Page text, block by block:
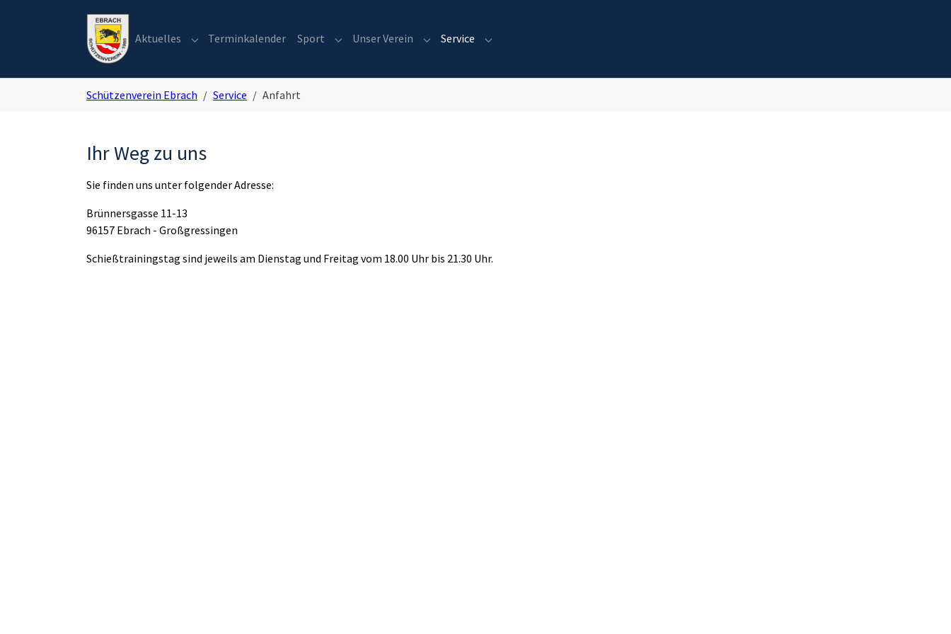
Aktuelles Submenu for "Aktuelles"
Terminkalender Sport Submenu for "Sport"
Unser Verein Submenu for "Unser Verein"
Service Submenu for "Service"
Schützenverein Ebrach Service Anfahrt
Ihr Weg zu uns
Sie finden uns unter folgender Adresse:
Brünnersgasse 11-13
96157 Ebrach - Großgressingen
Schießtrainingstag sind jeweils am Dienstag und Freitag vom 18.00 Uhr bis 21.30 Uhr.